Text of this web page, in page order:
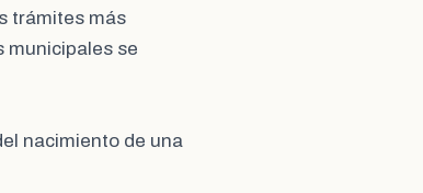
trámites más
municipales se
nacimiento de una